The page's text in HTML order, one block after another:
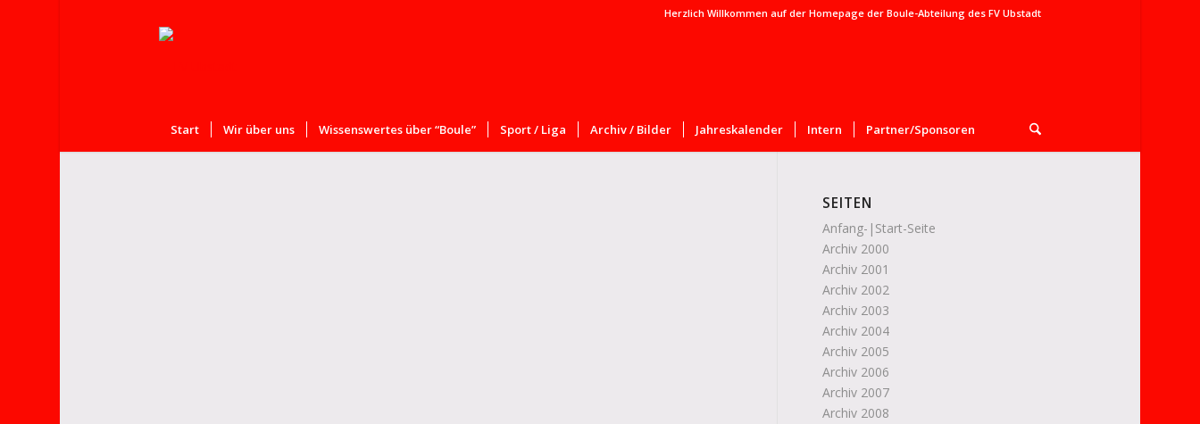
Herzlich Willkommen auf der Homepage der Boule-Abteilung des FV Ubstadt
Start Wir über uns Wissenswertes über “Boule” Sport / Liga Archiv / Bilder Jahreskalender Intern Partner/Sponsoren
SEITEN
Anfang-|Start-Seite
Archiv 2000
Archiv 2001
Archiv 2002
Archiv 2003
Archiv 2004
Archiv 2005
Archiv 2006
Archiv 2007
Archiv 2008